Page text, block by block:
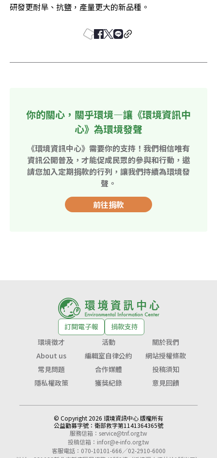
研發更耐旱、抗鹽，產量更大的新品種。
你的關心，關乎環境—讓《環境資訊中
心》為環境發聲
《環境資訊中心》需要你的支持！我們相信唯有
資訊公開普及，才能促成民眾的參與和行動，邀
請您加入定期捐款的行列，讓我們持續為環境發
聲。
前往捐款
訂閱電子報
捐款支持
環境徵才
活動
關於我們
About us
編輯室自律公約
網站授權條款
常見問題
合作媒體
投稿須知
隱私權政策
獲獎紀錄 意見回饋
© Copyright 2026 環境資訊中心 版權所有
公益勸募字號： 衛部救字第1141364365號
服務信箱： service@tnf.org.tw
投稿信箱： infor@e-info.org.tw
客服電話：070-10101-666／02-2910-6000